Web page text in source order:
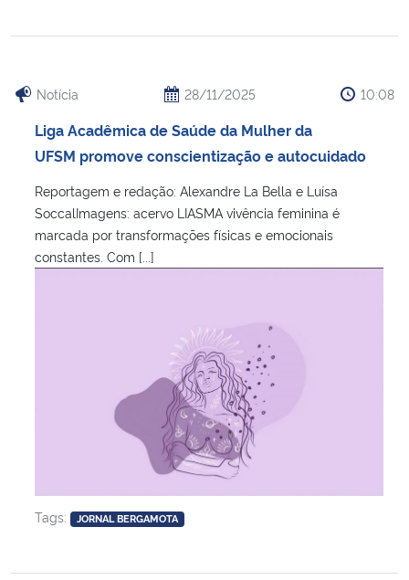
Notícia 28/11/2025 10:08
Liga Acadêmica de Saúde da Mulher da
UFSM promove conscientização e autocuidado
Reportagem e redação: Alexandre La Bella e Luísa
SoccalImagens: acervo LIASMA vivência feminina é
marcada por transformações físicas e emocionais
constantes. Com [...]
Tags: JORNAL BERGAMOTA